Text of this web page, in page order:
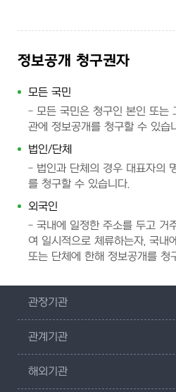
정보공개 청구권자
모든 국민
모든 국민은 청구인 본인 또는
관에 정보공개를 청구할 수 있습
법인/단체
법인과 단체의 경우 대표자의
를 청구할 수 있습니다.
외국인
국내에 일정한 주소를 두고 거
여 일시적으로 체류하는자, 국내
또는 단체에 한해 정보공개를 청
관장기관
관계기관
해외기관